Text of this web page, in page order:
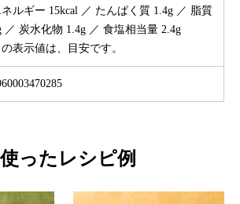
ネルギー 15kcal ／ たんぱく質 1.4g ／ 脂質
／ 炭水化物 1.4g ／ 食塩相当量 2.4g
表示値は、目安です。
ったレシピ例